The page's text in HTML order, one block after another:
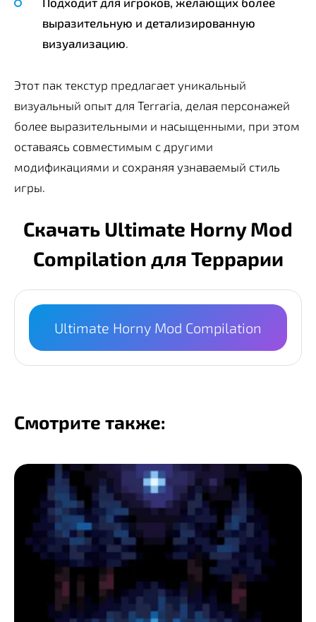
выразительную и детализированную
визуализацию
Этот пак текстур предлагает уникальный
визуальный опыт для Terraria, делая персонажей
более выразительными и насыщенными, при этом
оставаясь совместимым с другими
модификациями и сохраняя узнаваемый стиль
игры.
Скачать Ultimate Horny Mod
Compilation для Террарии
Ultimate Horny Mod Compilation
Смотрите также: